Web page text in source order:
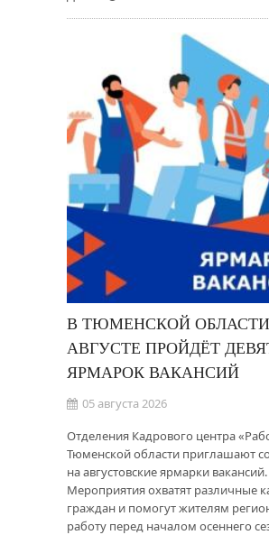
В ТЮМЕНСКОЙ
АВГУСТЕ ПРОЙДЁТ
ЯРМАРОК ВАКАНСИЙ
05 августа 2026
Отделения Кадрового центра
Тюменской области приглашают
на августовские ярмарки вакансий.
Мероприятия охватят различные
граждан и помогут жителям
работу перед началом осеннего